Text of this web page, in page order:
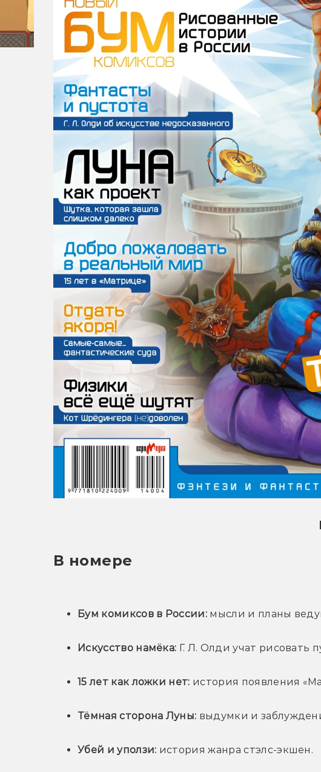
В номере
Бум комиксов в России: мысли и планы
Искусство намёка: Г. Л. Олди учат рисовать
15 лет как ложки нет: история появления
Тёмная сторона Луны: выдумки и
Убей и уползи: история жанра стэлс-экшен.